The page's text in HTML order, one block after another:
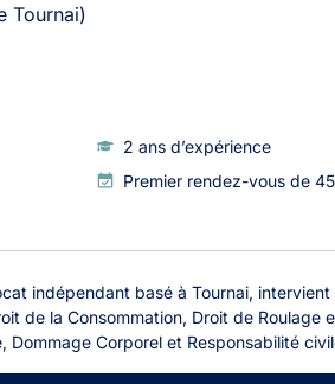
Tournai)
2 ans d’expérience
Premier rendez-vous de
indépendant basé à Tournai,
de la Consommation, Droit de Roulage
Corporel et Responsabilité